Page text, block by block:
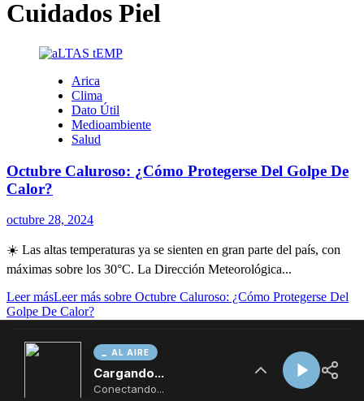
AL AIRE
Cargando...
Conectando...